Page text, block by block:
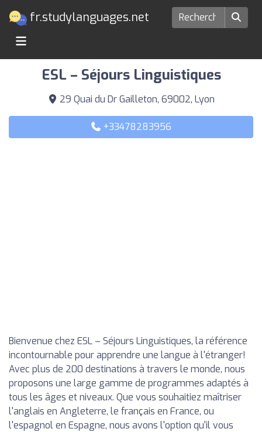
fr.studylanguages.net
ESL – Séjours Linguistiques
29 Quai du Dr Gailleton, 69002, Lyon
+33478283956
Bienvenue chez ESL – Séjours Linguistiques, la référence
incontournable pour apprendre une langue à l'étranger!
Avec plus de 200 destinations à travers le monde, nous
proposons une large gamme de programmes adaptés à
tous les âges et niveaux. Que vous souhaitiez maîtriser
l'anglais en Angleterre, le français en France, ou
l'espagnol en Espagne, nous avons l'option qu'il vous